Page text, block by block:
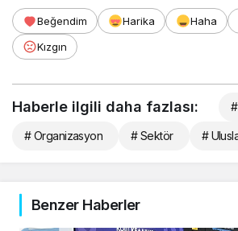
Beğendim Harika Haha
Kızgın
Haberle ilgili daha fazlası:
# Organizasyon # Sektör #
Benzer Haberler